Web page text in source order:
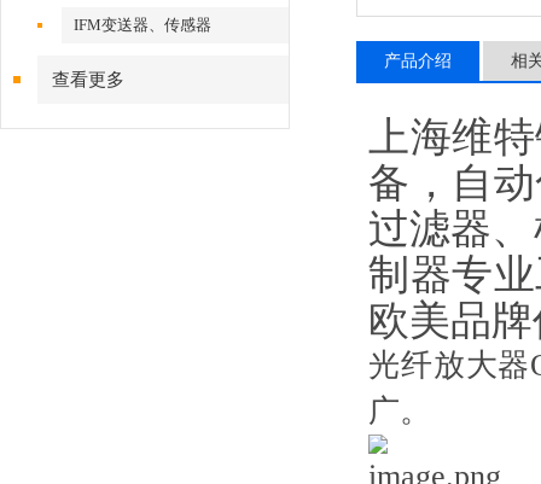
IFM变送器、传感器
查看更多
产品介绍 相
上海维
备，自
过滤器
制器专
欧美品
光纤放大器
广。